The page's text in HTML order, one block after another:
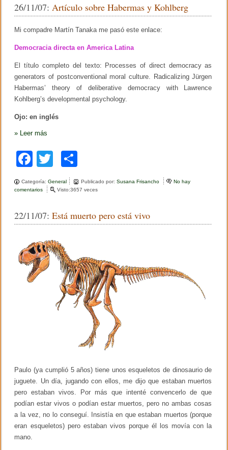
b
o
o
k
ar
tir
l
i
o
l
i
e
l
e
u
a
n
26/11/07:Artículo sobre Habermas y Kohlberg
Mi compadre Martín Tanaka me pasó este enlace:
Democracia directa en America Latina
El título completo del texto: Processes of direct democracy as
generators of postconventional moral culture. Radicalizing Jürgen
Habermas’ theory of deliberative democracy with Lawrence
Kohlberg’s developmental psychology.
Ojo: en inglés
» Leer más
F
a
c
b
o
o
k
wi
tt
o
m
ar
Categoría:General Publicado por:Susana Frisancho
No hay
comentarios
r
u
l
o
s
s
K
o
h
b
e
Visto:3657 veces
22/11/07:Está muerto pero está vivo
Paulo (ya cumplió 5 años) tiene unos esqueletos de dinosaurio de
juguete. Un día, jugando con ellos, me dijo que estaban muertos
pero estaban vivos. Por más que intenté convencerlo de que
podían estar vivos o podían estar muertos, pero no ambas cosas
a la vez, no lo conseguí. Insistía en que estaban muertos (porque
eran esqueletos) pero estaban vivos porque él los movía con la
mano.